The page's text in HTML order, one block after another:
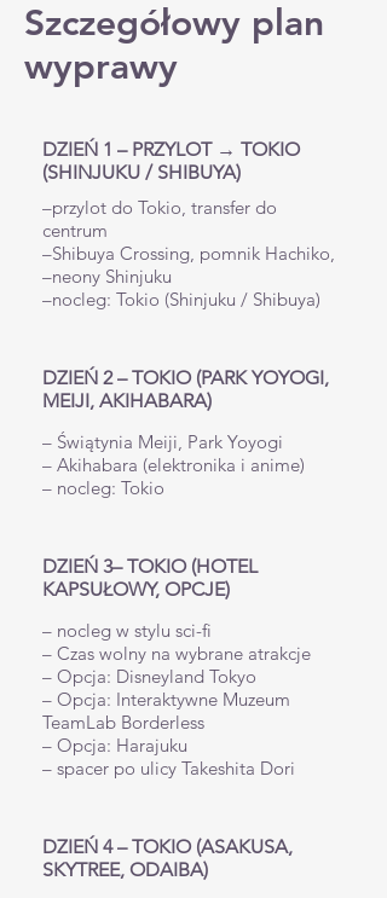
Szczegółowy plan
wyprawy
DZIEŃ 1 – PRZYLOT → TOKIO
(SHINJUKU / SHIBUYA)
–przylot do Tokio, transfer do
centrum
–Shibuya Crossing, pomnik Hachiko,
–neony Shinjuku
–nocleg: Tokio (Shinjuku / Shibuya)
DZIEŃ 2 – TOKIO (PARK YOYOGI,
MEIJI, AKIHABARA)
– Świątynia Meiji, Park Yoyogi
– Akihabara (elektronika i anime)
– nocleg: Tokio
DZIEŃ 3– TOKIO (HOTEL
KAPSUŁOWY, OPCJE)
– nocleg w stylu sci-fi
– Czas wolny na wybrane atrakcje
– Opcja: Disneyland Tokyo
– Opcja: Interaktywne Muzeum
TeamLab Borderless
– Opcja: Harajuku
– spacer po ulicy Takeshita Dori
DZIEŃ 4 – TOKIO (ASAKUSA,
SKYTREE, ODAIBA)